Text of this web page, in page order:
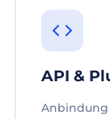
API &
Anbindung